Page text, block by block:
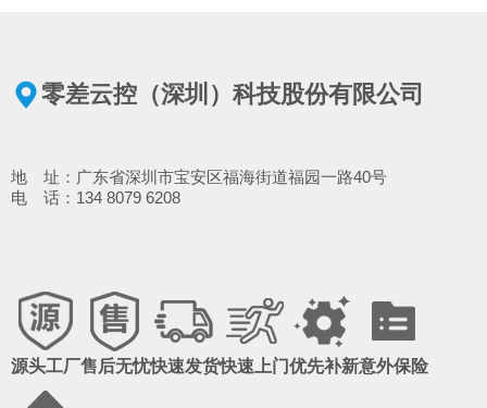
零差云控（深圳）科技股份有限公司
地 址：广东省深圳市宝安区福海街道福园一路40号
电 话：134 8079 6208
源头工厂售后无忧快速发货快速上门优先补新意外保险